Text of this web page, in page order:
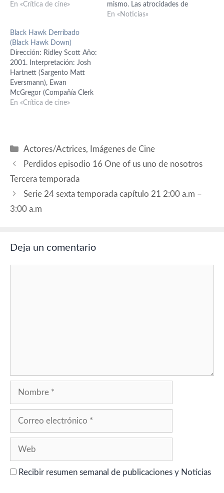
Tomaína/Barbero judío),
dictador de Bacteria),
Reginald Gardiner (Schultz),
Henry Daniell (Garbitsch),
Billy Gilbert (Herring)
Género: comedia bélica
dictatorial
En «Crítica de cine»
mismo. Las atrocidades de
Hitler forman parte de la
En «Noticias»
Black Hawk Derribado
(Black Hawk Down)
Dirección: Ridley Scott Año:
2001. Interpretación: Josh
Hartnett (Sargento Matt
Eversmann), Ewan
McGregor (Compañía Clerk
John Grimes), Tom Sizemore
Bruckheimer y Ridley Scott.
Música: Hans Zimmer, Jeff
Fotografía: Slavomir Idziak.
Montaje: Pietro…
En «Crítica de cine»
Categorías
Actores/Actrices,
Imágenes de Cine
Perdidos episodio 16 One of us uno de nosotros
Tercera temporada
Serie 24 sexta temporada capítulo 21 2:00 a.m –
3:00 a.m
Deja un comentario
Recibir resumen semanal de publicaciones y Noticias